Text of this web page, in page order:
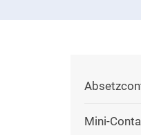
Mini-